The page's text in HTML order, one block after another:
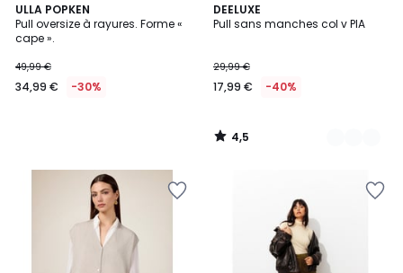
ULLA POPKEN
Pull oversize à rayures. Forme «
cape ».
49,99 €
34,99 € -30%
DEELUXE
Pull sans manches col v PIA
29,99 €
17,99 € -40%
4,5
/ 5
2
Couleurs
4,5
/